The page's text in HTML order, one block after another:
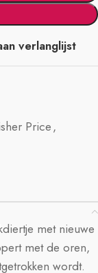
verlanglijst
Price,
met nieuwe
met de oren,
wordt.